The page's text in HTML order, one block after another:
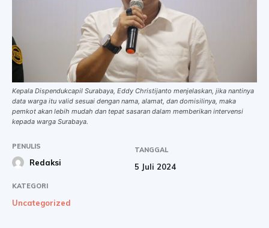
Kepala Dispendukcapil Surabaya, Eddy Christijanto menjelaskan, jika nantinya
data warga itu valid sesuai dengan nama, alamat, dan domisilinya, maka
pemkot akan lebih mudah dan tepat sasaran dalam memberikan intervensi
kepada warga Surabaya.
PENULIS
Redaksi
TANGGAL
5 Juli 2024
KATEGORI
Uncategorized